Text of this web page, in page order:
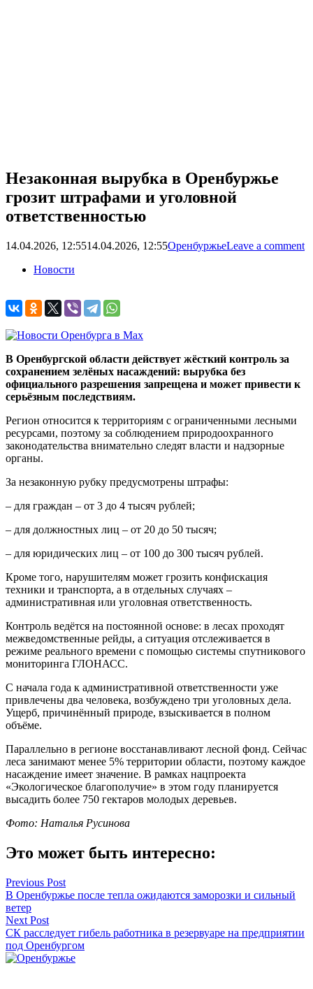
Незаконная вырубка в Оренбуржье
грозит штрафами и уголовной
ответственностью
14.04.2026, 12:5514.04.2026, 12:55ОренбуржьеLeave a comment
Новости
В Оренбургской области действует жёсткий контроль за
сохранением зелёных насаждений: вырубка без
официального разрешения запрещена и может привести к
серьёзным последствиям.
Регион относится к территориям с ограниченными лесными
ресурсами, поэтому за соблюдением природоохранного
законодательства внимательно следят власти и надзорные
органы.
За незаконную рубку предусмотрены штрафы:
– для граждан – от 3 до 4 тысяч рублей;
– для должностных лиц – от 20 до 50 тысяч;
– для юридических лиц – от 100 до 300 тысяч рублей.
Кроме того, нарушителям может грозить конфискация
техники и транспорта, а в отдельных случаях –
административная или уголовная ответственность.
Контроль ведётся на постоянной основе: в лесах проходят
межведомственные рейды, а ситуация отслеживается в
режиме реального времени с помощью системы спутникового
мониторинга ГЛОНАСС.
С начала года к административной ответственности уже
привлечены два человека, возбуждено три уголовных дела.
Ущерб, причинённый природе, взыскивается в полном
объёме.
Параллельно в регионе восстанавливают лесной фонд. Сейчас
леса занимают менее 5% территории области, поэтому каждое
насаждение имеет значение. В рамках нацпроекта
«Экологическое благополучие» в этом году планируется
высадить более 750 гектаров молодых деревьев.
Фото: Наталья Русинова
Это может быть интересно:
Навигация
по
записям
Previous Post
В Оренбуржье после тепла ожидаются заморозки и сильный
ветер
Next Post
СК расследует гибель работника в резервуаре на предприятии
под Оренбургом